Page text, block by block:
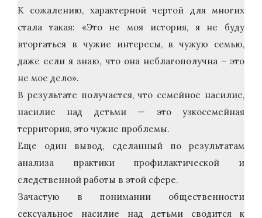
К сожалению, характерной чертой для многих
стала такая: «Это не моя история, я не буду
вторгаться в чужие интересы, в чужую семью,
даже если я знаю, что она неблагополучна – это
не мое дело».
В результате получается, что семейное насилие,
насилие над детьми — это узкосемейная
территория, это чужие проблемы.
Еще один вывод, сделанный по результатам
анализа практики профилактической и
следственной работы в этой сфере.
Зачастую в понимании общественности
сексуальное насилие над детьми сводится к